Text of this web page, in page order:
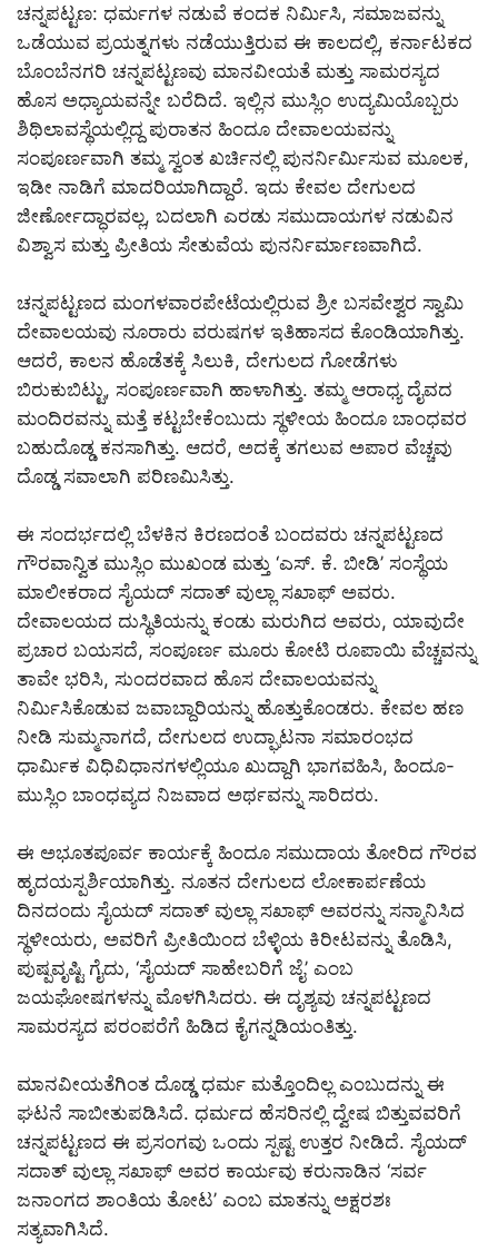
ಚನ್ನಪಟ್ಟಣ: ಧರ್ಮಗಳ ನಡುವೆ ಕಂದಕ ನಿರ್ಮಿಸಿ, ಸಮಾಜವನ್ನು
ಒಡೆಯುವ ಪ್ರಯತ್ನಗಳು ನಡೆಯುತ್ತಿರುವ ಈ ಕಾಲದಲ್ಲಿ, ಕರ್ನಾಟಕದ
ಬೊಂಬೆನಗರಿ ಚನ್ನಪಟ್ಟಣವು ಮಾನವೀಯತೆ ಮತ್ತು ಸಾಮರಸ್ಯದ
ಹೊಸ ಅಧ್ಯಾಯವನ್ನೇ ಬರೆದಿದೆ. ಇಲ್ಲಿನ ಮುಸ್ಲಿಂ ಉದ್ಯಮಿಯೊಬ್ಬರು
ಶಿಥಿಲಾವಸ್ಥೆಯಲ್ಲಿದ್ದ ಪುರಾತನ ಹಿಂದೂ ದೇವಾಲಯವನ್ನು
ಸಂಪೂರ್ಣವಾಗಿ ತಮ್ಮ ಸ್ವಂತ ಖರ್ಚಿನಲ್ಲಿ ಪುನರ್ನಿರ್ಮಿಸುವ ಮೂಲಕ,
ಇಡೀ ನಾಡಿಗೆ ಮಾದರಿಯಾಗಿದ್ದಾರೆ. ಇದು ಕೇವಲ ದೇಗುಲದ
ಜೀರ್ಣೋದ್ಧಾರವಲ್ಲ, ಬದಲಾಗಿ ಎರಡು ಸಮುದಾಯಗಳ ನಡುವಿನ
ವಿಶ್ವಾಸ ಮತ್ತು ಪ್ರೀತಿಯ ಸೇತುವೆಯ ಪುನರ್ನಿರ್ಮಾಣವಾಗಿದೆ.
ಚನ್ನಪಟ್ಟಣದ ಮಂಗಳವಾರಪೇಟೆಯಲ್ಲಿರುವ ಶ್ರೀ ಬಸವೇಶ್ವರ ಸ್ವಾಮಿ
ದೇವಾಲಯವು ನೂರಾರು ವರುಷಗಳ ಇತಿಹಾಸದ ಕೊಂಡಿಯಾಗಿತ್ತು.
ಆದರೆ, ಕಾಲನ ಹೊಡೆತಕ್ಕೆ ಸಿಲುಕಿ, ದೇಗುಲದ ಗೋಡೆಗಳು
ಬಿರುಕುಬಿಟ್ಟು, ಸಂಪೂರ್ಣವಾಗಿ ಹಾಳಾಗಿತ್ತು. ತಮ್ಮ ಆರಾಧ್ಯ ದೈವದ
ಮಂದಿರವನ್ನು ಮತ್ತೆ ಕಟ್ಟಬೇಕೆಂಬುದು ಸ್ಥಳೀಯ ಹಿಂದೂ ಬಾಂಧವರ
ಬಹುದೊಡ್ಡ ಕನಸಾಗಿತ್ತು. ಆದರೆ, ಅದಕ್ಕೆ ತಗಲುವ ಅಪಾರ ವೆಚ್ಚವು
ದೊಡ್ಡ ಸವಾಲಾಗಿ ಪರಿಣಮಿಸಿತ್ತು.
ಈ ಸಂದರ್ಭದಲ್ಲಿ ಬೆಳಕಿನ ಕಿರಣದಂತೆ ಬಂದವರು ಚನ್ನಪಟ್ಟಣದ
ಗೌರವಾನ್ವಿತ ಮುಸ್ಲಿಂ ಮುಖಂಡ ಮತ್ತು ‘ಎಸ್. ಕೆ. ಬೀಡಿ’ ಸಂಸ್ಥೆಯ
ಮಾಲೀಕರಾದ ಸೈಯದ್ ಸದಾತ್ ವುಲ್ಲಾ ಸಖಾಫ್ ಅವರು.
ದೇವಾಲಯದ ದುಸ್ಥಿತಿಯನ್ನು ಕಂಡು ಮರುಗಿದ ಅವರು, ಯಾವುದೇ
ಪ್ರಚಾರ ಬಯಸದೆ, ಸಂಪೂರ್ಣ ಮೂರು ಕೋಟಿ ರೂಪಾಯಿ ವೆಚ್ಚವನ್ನು
ತಾವೇ ಭರಿಸಿ, ಸುಂದರವಾದ ಹೊಸ ದೇವಾಲಯವನ್ನು
ನಿರ್ಮಿಸಿಕೊಡುವ ಜವಾಬ್ದಾರಿಯನ್ನು ಹೊತ್ತುಕೊಂಡರು. ಕೇವಲ ಹಣ
ನೀಡಿ ಸುಮ್ಮನಾಗದೆ, ದೇಗುಲದ ಉದ್ಘಾಟನಾ ಸಮಾರಂಭದ
ಧಾರ್ಮಿಕ ವಿಧಿವಿಧಾನಗಳಲ್ಲಿಯೂ ಖುದ್ದಾಗಿ ಭಾಗವಹಿಸಿ, ಹಿಂದೂ-
ಮುಸ್ಲಿಂ ಬಾಂಧವ್ಯದ ನಿಜವಾದ ಅರ್ಥವನ್ನು ಸಾರಿದರು.
ಈ ಅಭೂತಪೂರ್ವ ಕಾರ್ಯಕ್ಕೆ ಹಿಂದೂ ಸಮುದಾಯ ತೋರಿದ ಗೌರವ
ಹೃದಯಸ್ಪರ್ಶಿಯಾಗಿತ್ತು. ನೂತನ ದೇಗುಲದ ಲೋಕಾರ್ಪಣೆಯ
ದಿನದಂದು ಸೈಯದ್ ಸದಾತ್ ವುಲ್ಲಾ ಸಖಾಫ್ ಅವರನ್ನು ಸನ್ಮಾನಿಸಿದ
ಸ್ಥಳೀಯರು, ಅವರಿಗೆ ಪ್ರೀತಿಯಿಂದ ಬೆಳ್ಳಿಯ ಕಿರೀಟವನ್ನು ತೊಡಿಸಿ,
ಪುಷ್ಪವೃಷ್ಟಿ ಗೈದು, ‘ಸೈಯದ್ ಸಾಹೇಬರಿಗೆ ಜೈ’ ಎಂಬ
ಜಯಘೋಷಗಳನ್ನು ಮೊಳಗಿಸಿದರು. ಈ ದೃಶ್ಯವು ಚನ್ನಪಟ್ಟಣದ
ಸಾಮರಸ್ಯದ ಪರಂಪರೆಗೆ ಹಿಡಿದ ಕೈಗನ್ನಡಿಯಂತಿತ್ತು.
ಮಾನವೀಯತೆಗಿಂತ ದೊಡ್ಡ ಧರ್ಮ ಮತ್ತೊಂದಿಲ್ಲ ಎಂಬುದನ್ನು ಈ
ಘಟನೆ ಸಾಬೀತುಪಡಿಸಿದೆ. ಧರ್ಮದ ಹೆಸರಿನಲ್ಲಿ ದ್ವೇಷ ಬಿತ್ತುವವರಿಗೆ
ಚನ್ನಪಟ್ಟಣದ ಈ ಪ್ರಸಂಗವು ಒಂದು ಸ್ಪಷ್ಟ ಉತ್ತರ ನೀಡಿದೆ. ಸೈಯದ್
ಸದಾತ್ ವುಲ್ಲಾ ಸಖಾಫ್ ಅವರ ಕಾರ್ಯವು ಕರುನಾಡಿನ ‘ಸರ್ವ
ಜನಾಂಗದ ಶಾಂತಿಯ ತೋಟ’ ಎಂಬ ಮಾತನ್ನು ಅಕ್ಷರಶಃ
ಸತ್ಯವಾಗಿಸಿದೆ.